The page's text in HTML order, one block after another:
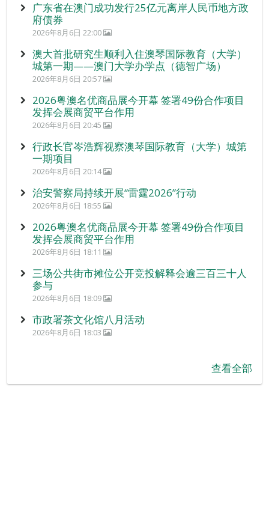
广东省在澳门成功发行25亿元离岸人民币地方政
府债券
2026年8月6日 22:00
澳大首批研究生顺利入住澳琴国际教育（大学）
城第一期——澳门大学办学点（德智广场）
2026年8月6日 20:57
2026粤澳名优商品展今开幕 签署49份合作项目
发挥会展商贸平台作用
2026年8月6日 20:45
行政长官岑浩辉视察澳琴国际教育（大学）城第
一期项目
2026年8月6日 20:14
治安警察局持续开展“雷霆2026”行动
2026年8月6日 18:55
2026粤澳名优商品展今开幕 签署49份合作项目
发挥会展商贸平台作用
2026年8月6日 18:11
三场公共街市摊位公开竞投解释会逾三百三十人
参与
2026年8月6日 18:09
市政署茶文化馆八月活动
2026年8月6日 18:03
查看全部